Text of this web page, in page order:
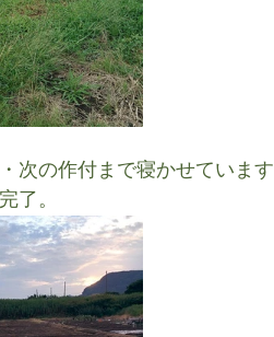
次の作付まで寝かせていま
了。